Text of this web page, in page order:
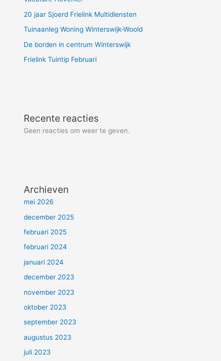
20 jaar Sjoerd Frielink Multidiensten
Tuinaanleg Woning Winterswijk-Woold
De borden in centrum Winterswijk
Frielink Tuintip Februari
Recente reacties
Geen reacties om weer te geven.
Archieven
mei 2026
december 2025
februari 2025
februari 2024
januari 2024
december 2023
november 2023
oktober 2023
september 2023
augustus 2023
juli 2023